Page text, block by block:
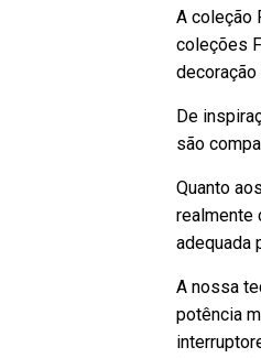
A coleção
coleções
De
são
Quanto
realmente
adequada
A nossa
potência